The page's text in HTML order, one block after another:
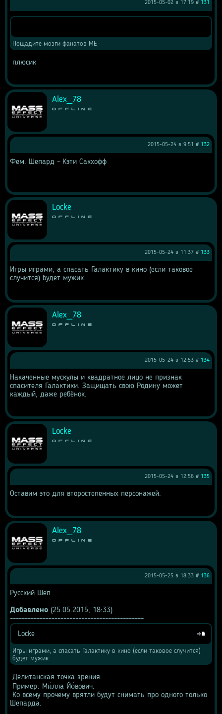
2015-05-02 в 17:19 # 131
Пощадите мозги фанатов МЕ
плюсик
Alex_78
Offline
2015-05-24 в 9:51 # 132
Фем. Шепард - Кэти Сакхофф
Locke
Offline
2015-05-24 в 11:37 # 133
Игры играми, а спасать Галактику в кино (если таковое
случится) будет мужик.
Alex_78
Offline
2015-05-24 в 12:53 # 134
Накаченные мускулы и квадратное лицо не признак
спасителя Галактики. Защищать свою Родину может
каждый, даже ребёнок.
Locke
Offline
2015-05-24 в 12:56 # 135
Оставим это для второстепенных персонажей.
Alex_78
Offline
2015-05-25 в 18:33 # 136
Русский Шеп
Добавлено (25.05.2015, 18:33)
---------------------------------------------
Locke
Игры играми, а спасать Галактику в кино (если таковое случится)
будет мужик
Делитанская точка зрения.
Пример: Ми́лла Йо́вович.
Шепарда.